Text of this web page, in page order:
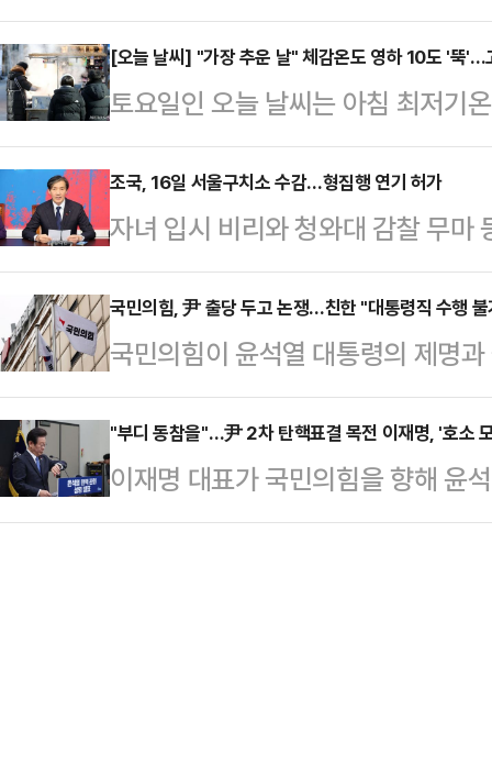
하고 있다. 법조계에선 대통령실 경
수색은 막았지만 체포나 구속영장
공무집행방해죄로 체포될 수 있다
무정지가 안 된 현직 대통령에 대한
실적으로 경호를 뚫고 신병을 확보
통령이 탄핵 되기 전에는 신병을 확
이다.13일 법조계에 따…
[오늘 날씨] "가장 추운 날" 체감온도 영하 10도 '뚝
토요일인 오늘 날씨는 아침 최저기
들어 가장 춥겠다.기상청은 "이날
영상 1도로 전날보다 3도에서 4도
하게 불어 체감온도는 더욱 낮아 춥
청은 당부했다.호남 서해안은 오전
있겠다.예상 적설량은 광주·전남
도산지 5~10㎝, 제주도중산간 1
5㎜ 내외, 울…
조국, 16일 서울구치소 수감…형집행 연기 허가
자녀 입시 비리와 청와대 감찰 무마
조국혁신당 조국 전 대표가 신청한
는 오는 16일 서울구치소에 수감될
앙지검은 이날 조 전 대표가 낸 출
하고 16일 서울구치소로 출석하라
수인계, 당무위원회 참석 등 주변을
오전 검찰에 출석 연기 요청서를 제
서와 소명자료를…
국민의힘, 尹 출당 두고 논쟁…친한 "대통령직 수행
국민의힘이 윤석열 대통령의 제명
다.13일 정치권에 따르면 당 윤리
석열 대통령의 징계 절차에 대한 심
해 "오후 10시 제3차 중앙윤리위원
계 절차 개시 등에 대한 심의를 시
"부디 동참을"…尹 2차 탄핵표결 목전 이재명, '호소
이재명 대표가 국민의힘을 향해 윤
1차 탄핵안 표결이 불발된 직후 '내